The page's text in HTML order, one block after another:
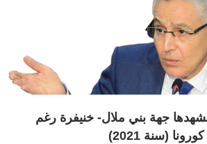
تشهدها جهة بني ملال- خنيفرة رغم
(سنة 2021)